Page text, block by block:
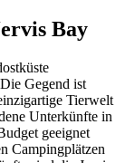
Bay
Gegend ist
Tierwelt
Unterkünfte in
geeignet
Campingplätzen